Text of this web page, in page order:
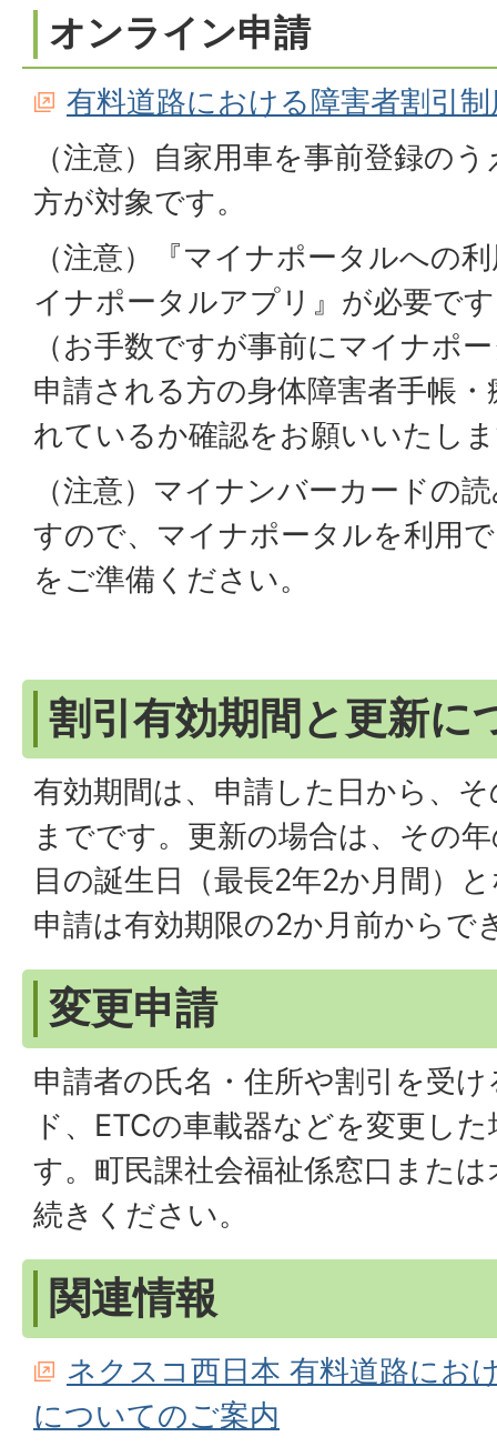
オンライン申請
有料道路における障害者割引
（注意）自家用車を事前登録の
方が対象です。
（注意）『マイナポータルへの
イナポータルアプリ』が必要です
（お手数ですが事前にマイナポ
申請される方の身体障害者手帳
れているか確認をお願いいたし
（注意）マイナンバーカードの
すので、マイナポータルを利用
をご準備ください。
割引有効期間と更新に
有効期間は、申請した日から、
までです。更新の場合は、その
目の誕生日（最長2年2か月間）
申請は有効期限の2か月前からで
変更申請
申請者の氏名・住所や割引を受
ド、ETCの車載器などを変更し
す。町民課社会福祉係窓口また
続きください。
関連情報
ネクスコ西日本 有料道路にお
についてのご案内